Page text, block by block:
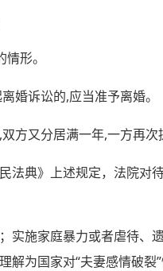
形。
诉讼的,应当准予离婚。
又分居满一年,一方再次
典》上述规定，法院对
施家庭暴力或者虐待、
为国家对“夫妻感情破裂”